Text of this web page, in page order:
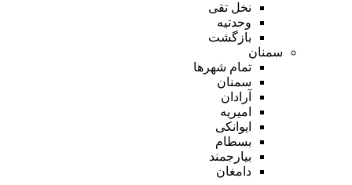
نخل تقی
وحدتیه
بازگشت
سمنان
تمام شهر‌ها
سمنان
آرادان
امیریه
ایوانکی
بسطام
بیارجمند
دامغان